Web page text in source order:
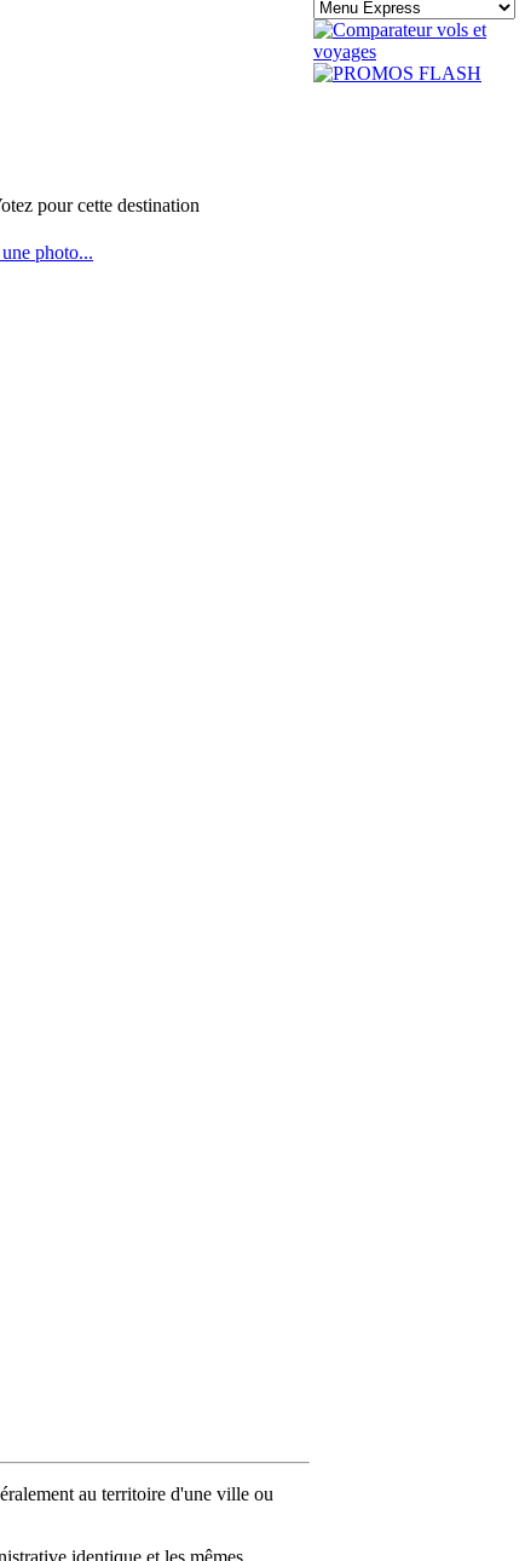
photo...
au territoire d'une ville ou
identique et les mêmes